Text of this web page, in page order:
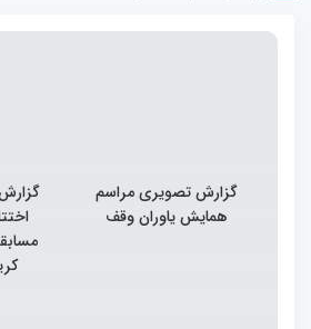
گزارش تصویری مراسم
همایش یاوران وقف